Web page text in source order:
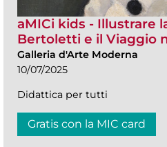
aMICi kids - Illustrare
Bertoletti e il Viaggio
Galleria d'Arte Moderna
10/07/2025
Didattica per tutti
Gratis con la MIC card